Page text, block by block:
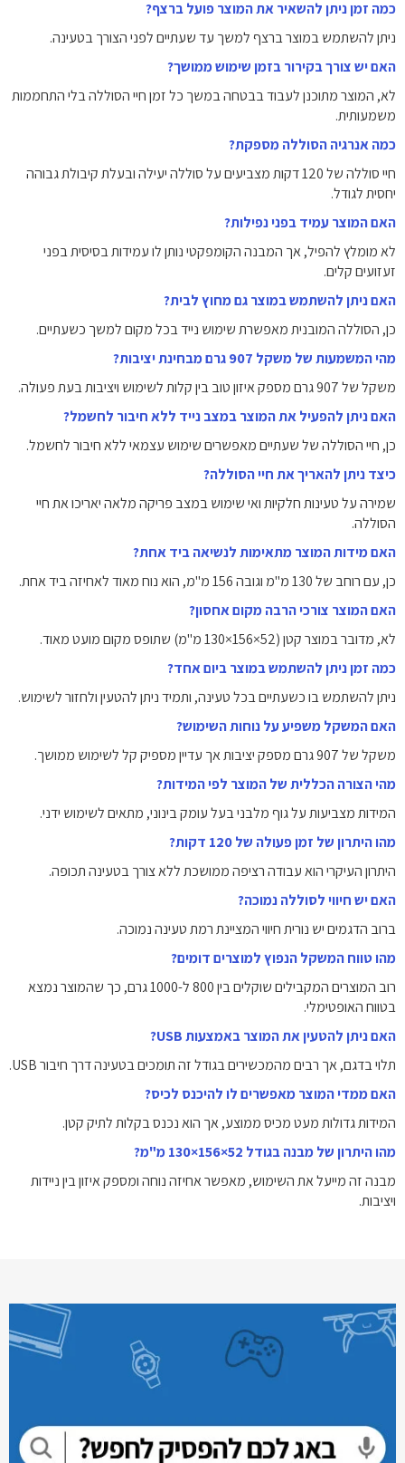
כמה זמן ניתן להשאיר את המוצר פועל ברצף?
ניתן להשתמש במוצר ברצף למשך עד שעתיים לפני הצורך בטעינה.
האם יש צורך בקירור בזמן שימוש ממושך?
לא, המוצר מתוכנן לעבוד בבטחה במשך כל זמן חיי הסוללה בלי התחממות
משמעותית.
כמה אנרגיה הסוללה מספקת?
חיי סוללה של ‎120‎ דקות מצביעים על סוללה יעילה ובעלת קיבולת גבוהה
יחסית לגודל.
האם המוצר עמיד בפני נפילות?
לא מומלץ להפיל, אך המבנה הקומפקטי נותן לו עמידות בסיסית בפני
זעזועים קלים.
האם ניתן להשתמש במוצר גם מחוץ לבית?
כן, הסוללה המובנית מאפשרת שימוש נייד בכל מקום למשך כשעתיים.
מהי המשמעות של משקל 907 גרם מבחינת יציבות?
משקל של ‎907‎ גרם מספק איזון טוב בין קלות לשימוש ויציבות בעת פעולה.
האם ניתן להפעיל את המוצר במצב נייד ללא חיבור לחשמל?
כן, חיי הסוללה של שעתיים מאפשרים שימוש עצמאי ללא חיבור לחשמל.
כיצד ניתן להאריך את חיי הסוללה?
שמירה על טעינות חלקיות ואי שימוש במצב פריקה מלאה יאריכו את חיי
הסוללה.
האם מידות המוצר מתאימות לנשיאה ביד אחת?
כן, עם רוחב של ‎130‎ מ"מ וגובה ‎156‎ מ"מ, הוא נוח מאוד לאחיזה ביד אחת.
האם המוצר צורכי הרבה מקום אחסון?
לא, מדובר במוצר קטן (‎130‎×‎156‎×‎52‎ מ"מ) שתופס מקום מועט מאוד.
כמה זמן ניתן להשתמש במוצר ביום אחד?
ניתן להשתמש בו כשעתיים בכל טעינה, ותמיד ניתן להטעין ולחזור לשימוש.
האם המשקל משפיע על נוחות השימוש?
משקל של ‎907‎ גרם מספק יציבות אך עדיין מספיק קל לשימוש ממושך.
מהי הצורה הכללית של המוצר לפי המידות?
המידות מצביעות על גוף מלבני בעל עומק בינוני, מתאים לשימוש ידני.
מהו היתרון של זמן פעולה של 120 דקות?
היתרון העיקרי הוא עבודה רציפה ממושכת ללא צורך בטעינה תכופה.
האם יש חיווי לסוללה נמוכה?
ברוב הדגמים יש נורית חיווי המציינת רמת טעינה נמוכה.
מהו טווח המשקל הנפוץ למוצרים דומים?
רוב המוצרים המקבילים שוקלים בין ‎800‎ ל-‎1000‎ גרם, כך שהמוצר נמצא
בטווח האופטימלי.
האם ניתן להטעין את המוצר באמצעות USB?
תלוי בדגם, אך רבים מהמכשירים בגודל זה תומכים בטעינה דרך חיבור USB.
האם ממדי המוצר מאפשרים לו להיכנס לכיס?
המידות גדולות מעט מכיס ממוצע, אך הוא נכנס בקלות לתיק קטן.
מהו היתרון של מבנה בגודל ‎130‎×‎156‎×‎52‎ מ"מ?
מבנה זה מייעל את השימוש, מאפשר אחיזה נוחה ומספק איזון בין ניידות
ויציבות.